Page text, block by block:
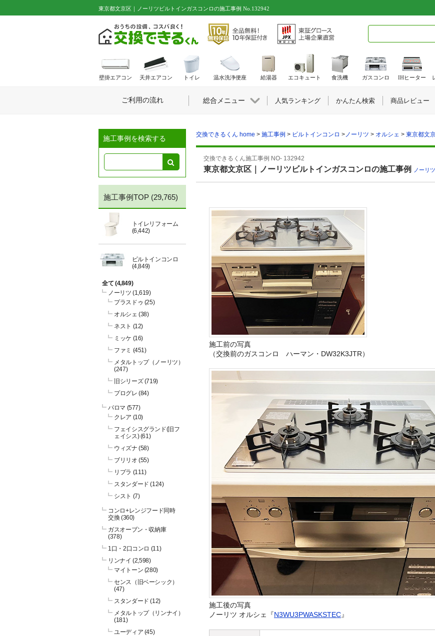
東京都文京区｜ノーリツビルトインガスコンロの施工事例 No.132942
施工事例を検索する
施工事例TOP (29,765)
トイレリフォーム
(6,442)
ビルトインコンロ
(4,849)
全て (4,849)
ノーリツ (1,619)
プラスドゥ (25)
オルシェ (38)
ネスト (12)
ミッケ (16)
ファミ (451)
メタルトップ（ノーリツ）
(247)
旧シリーズ(719)
プログレ (84)
パロマ (577)
クレア (10)
フェイシスグランド(旧フ
ェイシス)(61)
ウィズナ (58)
ブリリオ (55)
リプラ (111)
スタンダード (124)
シスト (7)
コンロ+レンジフード同時
交換 (360)
ガスオーブン・収納庫
(378)
1口・2口コンロ (11)
リンナイ (2,598)
マイトーン (280)
センス（旧ベーシック）
(47)
スタンダード (12)
メタルトップ（リンナイ）
(181)
ユーディア (45)
交換できるくん home > 施工事例 > ビルトインコンロ >ノーリツ > オルシェ > 東京都文
交換できるくん施工事例 NO- 132942
東京都文京区｜ノーリツビルトインガスコンロの施工事例 ノーリツ
施工前の写真
（交換前のガスコンロ ハーマン・DW32K3JTR）
施工後の写真
ノーリツ オルシェ『N3WU3PWASKSTEC』
壁掛エアコン 天井エアコン トイレ 温水洗浄便座 給湯器 エコキュート 食洗機 ガスコンロ IHヒーター
ご利用の流れ 総合メニュー 人気ランキング かんたん検索 商品レビュー